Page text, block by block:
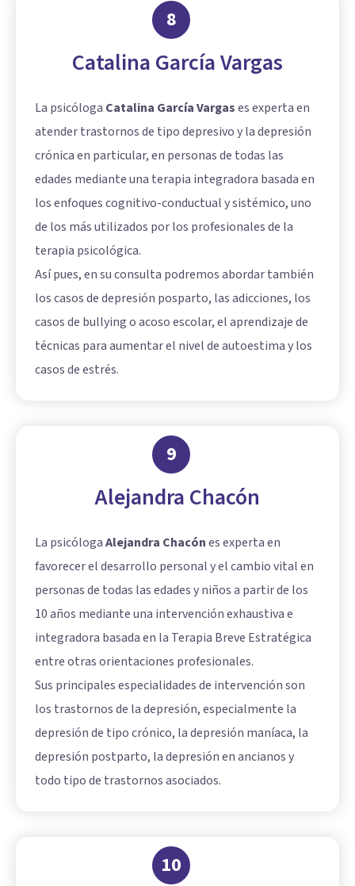
8
Catalina García Vargas
La psicóloga Catalina García Vargases experta en
atender trastornos de tipo depresivo y la depresión
crónica en particular, en personas de todas las
edades mediante una terapia integradora basada en
los enfoques cognitivo-conductual y sistémico, uno
de los más utilizados por los profesionales de la
terapia psicológica.
Así pues, en su consulta podremos abordar también
los casos de depresión posparto, las adicciones, los
casos de bullying o acoso escolar, el aprendizaje de
técnicas para aumentar el nivel de autoestima y los
casos de estrés.
9
Alejandra Chacón
La psicólogaAlejandra Chacónes experta en
favorecer el desarrollo personal y el cambio vital en
personas de todas las edades y niños a partir de los
10 años mediante una intervención exhaustiva e
integradora basada en la Terapia Breve Estratégica
entre otras orientaciones profesionales.
Sus principales especialidades de intervención son
los trastornos de la depresión, especialmente la
depresión de tipo crónico, la depresión maníaca, la
depresión postparto, la depresión en ancianos y
todo tipo de trastornos asociados.
10